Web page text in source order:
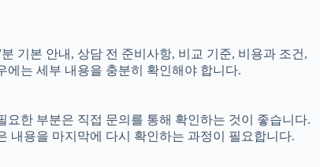
기본 안내, 상담 전 준비사항, 비교 기준, 비용과 조건,
에는 세부 내용을 충분히 확인해야 합니다.
요한 부분은 직접 문의를 통해 확인하는 것이 좋습니다.
내용을 마지막에 다시 확인하는 과정이 필요합니다.